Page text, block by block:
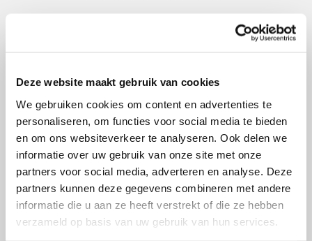
Deze website maakt gebruik van cookies
We gebruiken cookies om content en advertenties te
personaliseren, om functies voor social media te bieden
en om ons websiteverkeer te analyseren. Ook delen we
informatie over uw gebruik van onze site met onze
partners voor social media, adverteren en analyse. Deze
partners kunnen deze gegevens combineren met andere
informatie die u aan ze heeft verstrekt of die ze hebben
verzameld op basis van uw gebruik van hun services.
Je vindt ons hier
Perenmarkt 1
1681 PG
Zwaagdijk-Oost
0228 56 11 82